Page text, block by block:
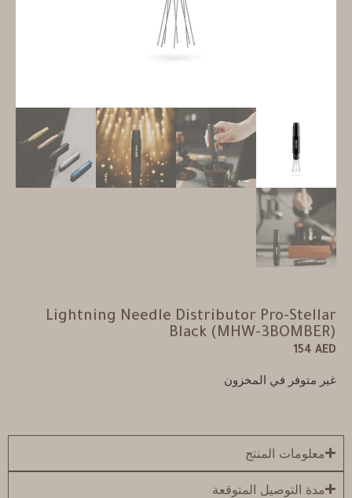
Lightning Needle Distributor Pro-Stellar
Black (MHW-3BOMBER)
154 AED
غير متوفر في المخزون
معلومات المنتج
مدة التوصيل المتوقعة